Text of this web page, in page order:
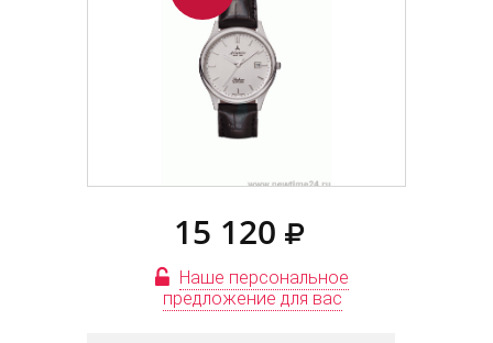
15 120
Наше персональное
предложение для вас